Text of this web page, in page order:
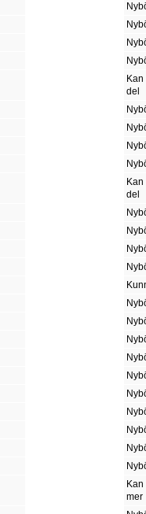
Kan
del
Kan
del
mer